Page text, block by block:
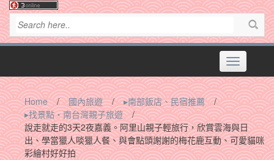
Toggle
navigation
Home / 國內旅遊 / ▸南部飯店、民宿推薦
/
▸找景點‧南台灣親子旅遊
/
說走就走的3天2夜嘉義。阿里山親子輕旅行，欣賞雲海與日
出、學當獵人啖獵人餐、與會點頭謝謝的梅花鹿互動、可愛貓咪
彩繪村好好拍